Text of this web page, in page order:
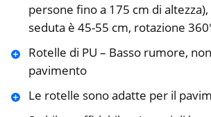
persone fino a 175 cm di altezza),
seduta è 45-55 cm, rotazione
Rotelle di PU – Basso rumore,
pavimento
Le rotelle sono adatte per il